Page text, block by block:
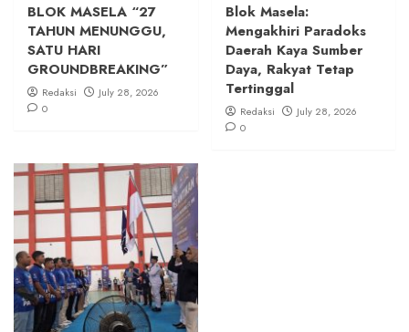
BLOK MASELA “27
TAHUN MENUNGGU,
SATU HARI
GROUNDBREAKING”
Redaksi
July 28, 2026
0
Blok Masela:
Mengakhiri Paradoks
Daerah Kaya Sumber
Daya, Rakyat Tetap
Tertinggal
Redaksi
July 28, 2026
0